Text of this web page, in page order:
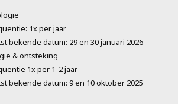
1x per jaar
bekende datum: 29 en 30 januari 2026
& ontsteking
1x per 1-2 jaar
bekende datum: 9 en 10 oktober 2025